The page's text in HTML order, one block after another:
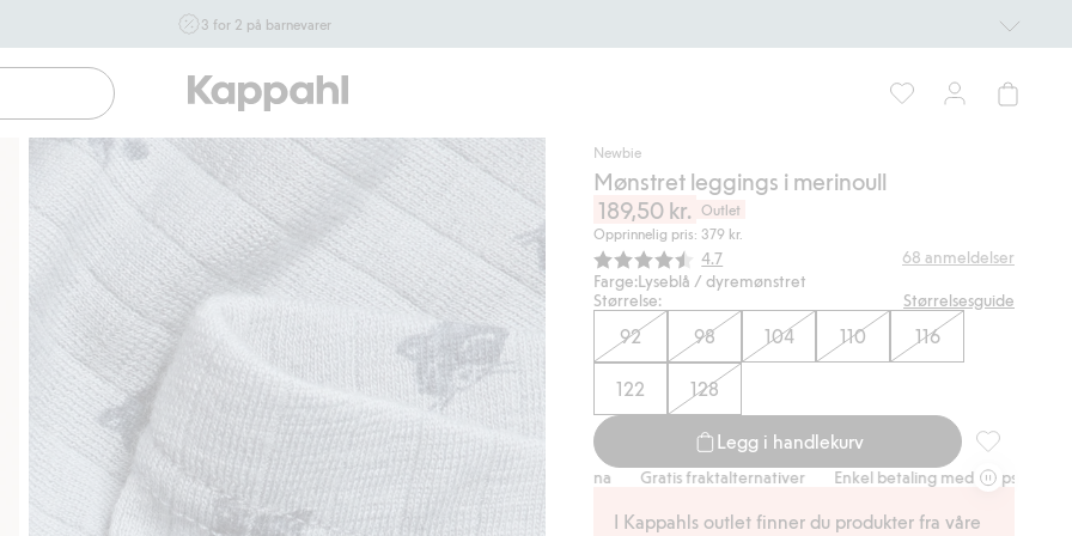
3 for 2 på barnevarer
inngår i tilbudet tom. 17/8 i butikk & online for deg som er
eller blir medlem. Kan ikke kombineres med andre tilbud
eller rabatter.
Handle nå Newbie
Mønstret leggings i merinoull
189,50 kr. Outlet
Opprinnelig pris: 379 kr.
Gjennomsnittskarakter:
4.7 68 anmeldelser
Farge:Lyseblå / dyremønstret
Størrelse:
Størrelsesguide
92 98 104 110 116
122 128
Legg i handlekurv
Mønstret
Gratis fraktalternativer Enkel betaling med Vipps & Klarna Gratis fraktalternativer Enkel betaling med Vipps & Klarna
I Kappahls outlet finner du produkter fra våre